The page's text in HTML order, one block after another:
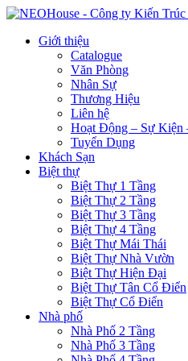
Giới thiệu
Catalogue
Văn Phòng
Nhân Sự
Thương Hiệu
Liên hệ
Hoạt Động – Sự Kiện
Tuyển Dụng
Khách Sạn
Biệt thự
Biệt Thự 1 Tầng
Biệt Thự 2 Tầng
Biệt Thự 3 Tầng
Biệt Thự 4 Tầng
Biệt Thự Mái Thái
Biệt Thự Nhà Vườn
Biệt Thự Hiện Đại
Biệt Thự Tân Cổ Điển
Biệt Thự Cổ Điển
Nhà phố
Nhà Phố 2 Tầng
Nhà Phố 3 Tầng